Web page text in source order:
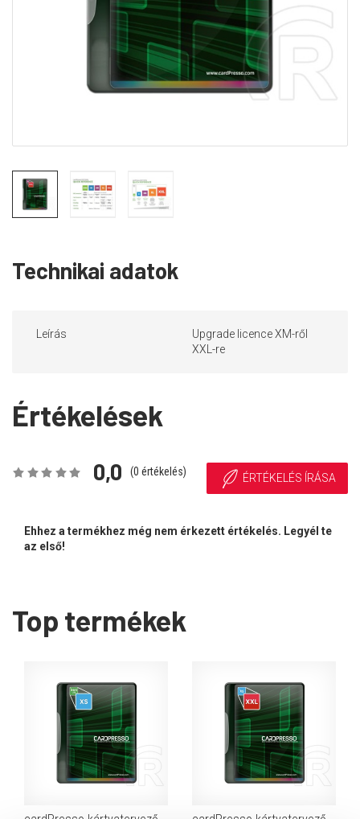
Technikai adatok
Leírás
Upgrade licence XM-ről
XXL-re
Értékelések
0,0 (0 értékelés) ÉRTÉKELÉS ÍRÁSA
Ehhez a termékhez még nem érkezett értékelés. Legyél te
az első!
Top termékek